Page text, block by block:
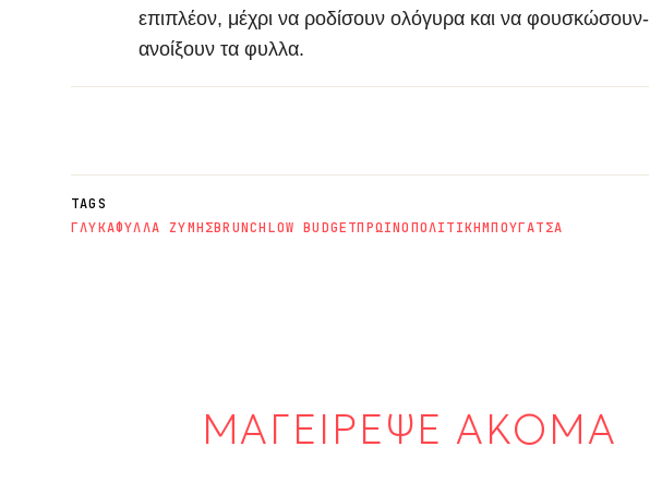
επιπλέον, μέχρι να ροδίσουν ολόγυρα και να φουσκώσουν-
ανοίξουν τα φυλλα.
TAGS
ΓΛΥΚΑΦΥΛΛΑ ΖΥΜΗΣBRUNCHLOW BUDGETΠΡΩΙΝΟΠΟΛΙΤΙΚΗΜΠΟΥΓΑΤΣΑ
ΜΑΓΕΙΡΕΨΕ ΑΚΟΜΑ